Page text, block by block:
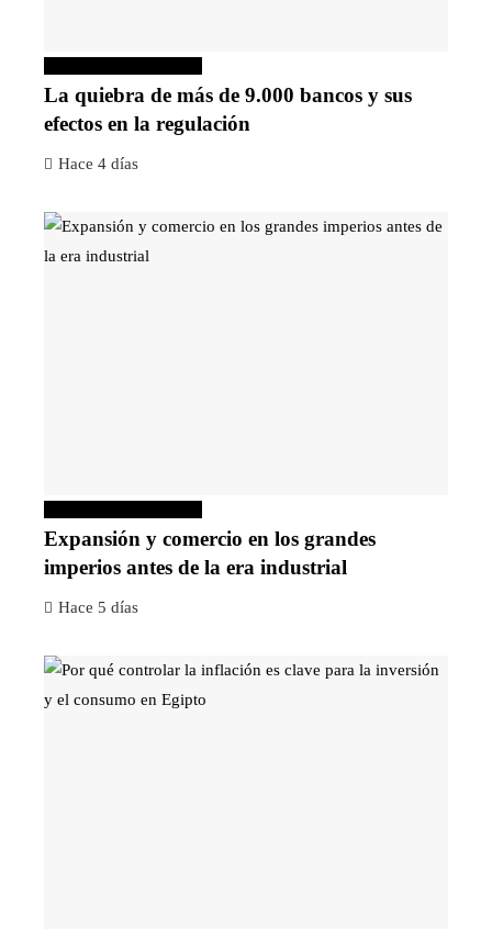
La quiebra de más de 9.000 bancos y sus
efectos en la regulación
Hace 4 días
Expansión y comercio en los grandes
imperios antes de la era industrial
Hace 5 días